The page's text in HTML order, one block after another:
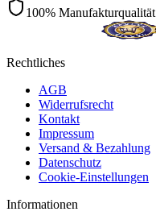
100% Manufakturqualität
Rechtliches
AGB
Widerrufsrecht
Kontakt
Impressum
Versand & Bezahlung
Datenschutz
Cookie-Einstellungen
Informationen